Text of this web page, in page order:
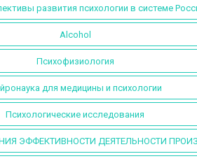
развития психологии в системе
Alcohol
Психофизиология
для медицины и психологии
Психологические исследования
ЭФФЕКТИВНОСТИ ДЕЯТЕЛЬНОСТИ